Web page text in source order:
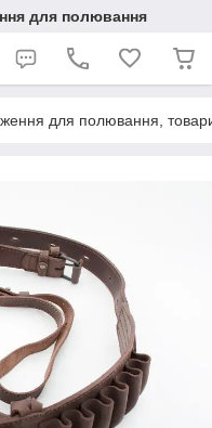
для полювання
для полювання,